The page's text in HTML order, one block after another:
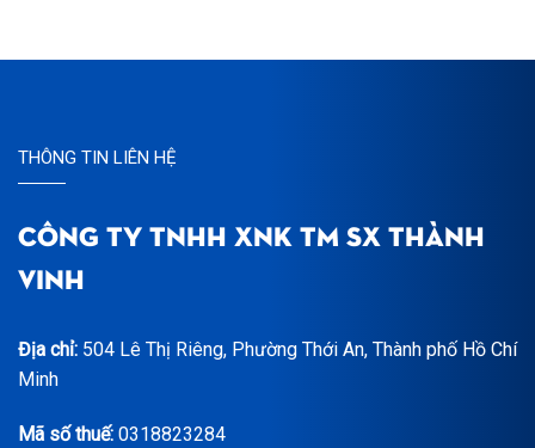
THÔNG TIN LIÊN HỆ
CÔNG TY TNHH XNK TM SX THÀNH
VINH
Địa chỉ: 504 Lê Thị Riêng, Phường Thới An, Thành phố Hồ Chí
Minh
Mã số thuế: 0318823284